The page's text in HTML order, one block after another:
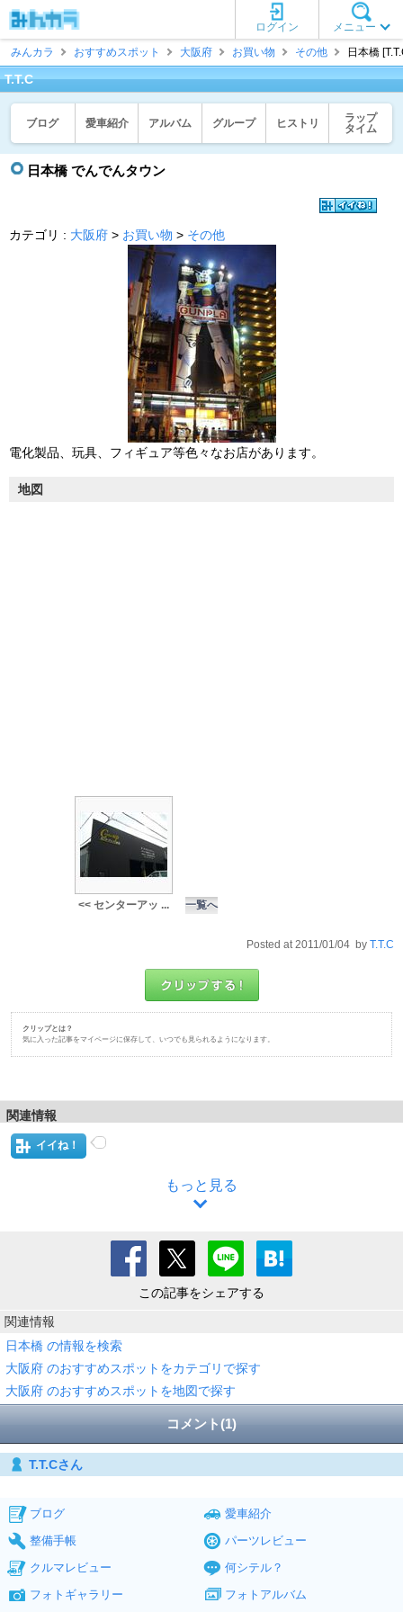
メニュー
ログイン
みんカラ
おすすめスポット 大阪府 お買い物 その他 日本橋
T.T.C
ブログ 愛車紹介 アルバム グループ ヒストリ
ラップ
タイム
日本橋 でんでんタウン
カテゴリ : 大阪府 > お買い物 > その他
電化製品、玩具、フィギュア等色々なお店があります。
地図
<< センターアッ ... 一覧へ
Posted at 2011/01/04 by T.T.C
クリップとは？
気に入った記事をマイページに保存して、いつでも見られるようになります。
関連情報
イイね！
もっと見る
この記事をシェアする
関連情報
日本橋 の情報を検索
大阪府 のおすすめスポットをカテゴリで探す
大阪府 のおすすめスポットを地図で探す
コメント(1)
T.T.Cさん
ブログ
愛車紹介
整備手帳
パーツレビュー
クルマレビュー
何シテル？
フォトギャラリー
フォトアルバム